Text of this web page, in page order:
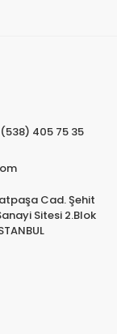
405 75 35
Cad. Şehit
Sitesi 2.Blok